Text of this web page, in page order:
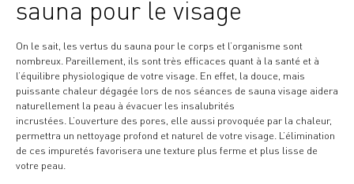
sauna pour le visage
On le sait, les vertus du sauna pour le corps et l’organisme sont
nombreux. Pareillement, ils sont très efficaces quant à la santé et à
l’équilibre physiologique de votre visage. En effet, la douce, mais
puissante chaleur dégagée lors de nos séances de sauna visage aidera
naturellement la peau à évacuer les insalubrités
incrustées. L’ouverture des pores, elle aussi provoquée par la chaleur,
permettra un nettoyage profond et naturel de votre visage. L’élimination
de ces impuretés favorisera une texture plus ferme et plus lisse de
votre peau.